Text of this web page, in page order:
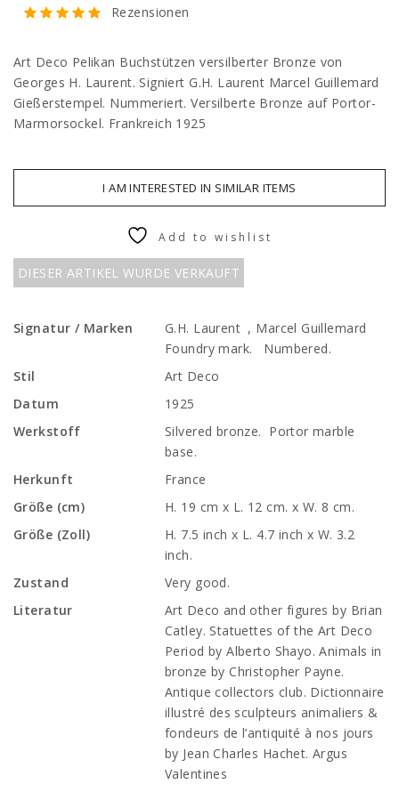
Rezensionen
Art Deco Pelikan Buchstützen versilberter Bronze von
Georges H. Laurent. Signiert G.H. Laurent Marcel Guillemard
Gießerstempel. Nummeriert. Versilberte Bronze auf Portor-
Marmorsockel. Frankreich 1925
I AM INTERESTED IN SIMILAR ITEMS
DIESER ARTIKEL WURDE VERKAUFT
Add to wishlist
Signatur / Marken
G.H. Laurent , Marcel Guillemard
Foundry mark. Numbered.
Stil
Art Deco
Datum
1925
Werkstoff
Silvered bronze. Portor marble
base.
Herkunft
France
Größe (cm)
H. 19 cm x L. 12 cm. x W. 8 cm.
Größe (Zoll)
H. 7.5 inch x L. 4.7 inch x W. 3.2
inch.
Zustand
Very good.
Literatur
Art Deco and other figures by Brian
Catley. Statuettes of the Art Deco
Period by Alberto Shayo. Animals in
bronze by Christopher Payne.
Antique collectors club. Dictionnaire
illustré des sculpteurs animaliers &
fondeurs de l’antiquité à nos jours
by Jean Charles Hachet. Argus
Valentines